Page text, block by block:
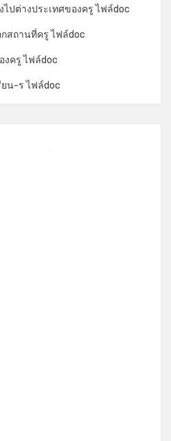
ปต่างประเทศของครู ไฟล์doc
สถานที่ครู ไฟล์doc
ครู ไฟล์doc
น-ร ไฟล์doc